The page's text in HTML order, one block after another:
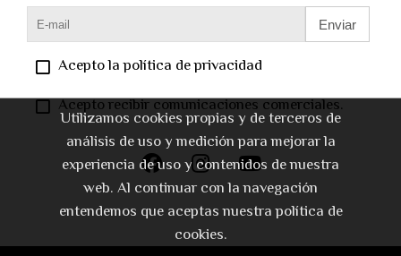
Enviar
Acepto la política de privacidad
Acepto recibir comunicaciones comerciales.
Utilizamos cookies propias y de terceros de
análisis de uso y medición para mejorar la
experiencia de uso y contenidos de nuestra
web. Al continuar con la navegación
entendemos que aceptas nuestra política de
cookies.